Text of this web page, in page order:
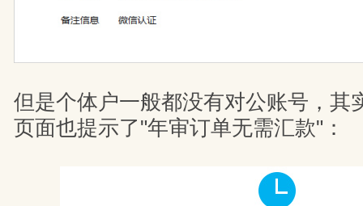
但是个体户一般都没有对公账号，其
页面也提示了"年审订单无需汇款"：